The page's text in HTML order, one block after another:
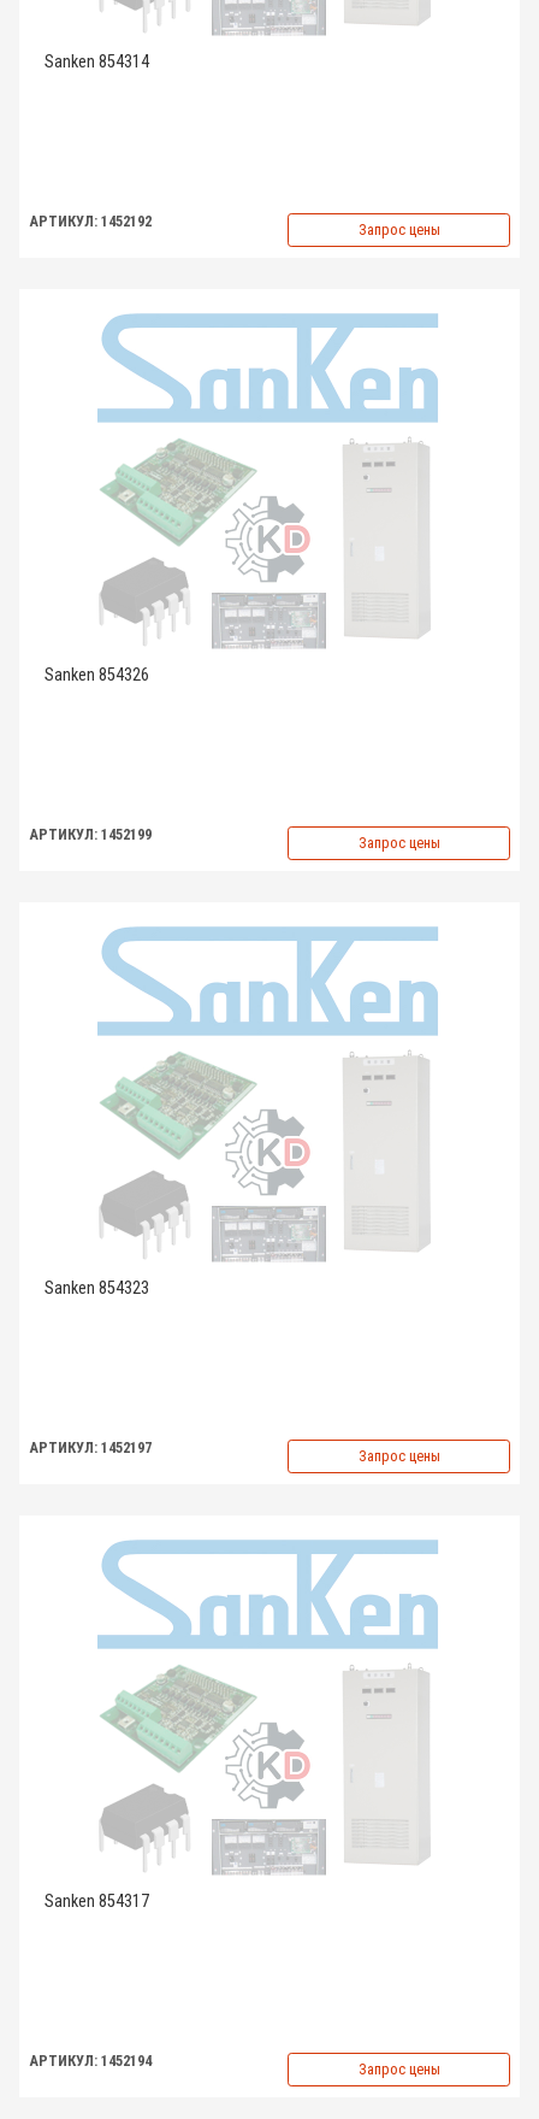
Sanken 854314
АРТИКУЛ: 1452192 Запрос цены
Sanken 854326
АРТИКУЛ: 1452199 Запрос цены
Sanken 854323
АРТИКУЛ: 1452197 Запрос цены
Sanken 854317
АРТИКУЛ: 1452194 Запрос цены